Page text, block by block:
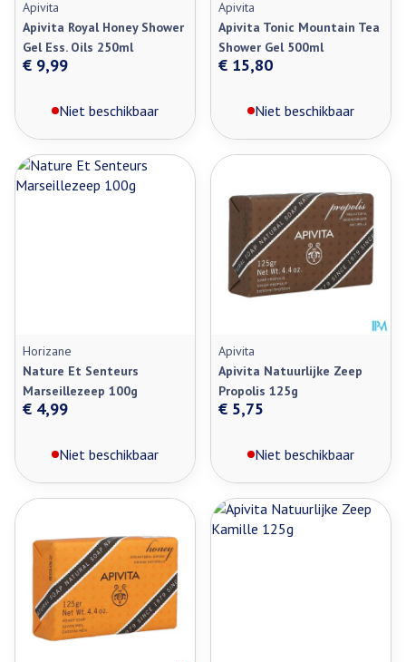
Apivita
Apivita Royal Honey Shower
Gel Ess. Oils 250ml
€ 9,99
Niet beschikbaar
Apivita
Apivita Tonic Mountain Tea
Shower Gel 500ml
€ 15,80
Niet beschikbaar
Horizane
Nature Et Senteurs
Marseillezeep 100g
€ 4,99
Niet beschikbaar
Apivita
Apivita Natuurlijke Zeep
Propolis 125g
€ 5,75
Niet beschikbaar